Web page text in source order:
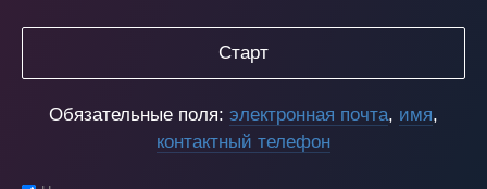
Старт
Обязательные поля: электронная почта, имя,
контактный телефон